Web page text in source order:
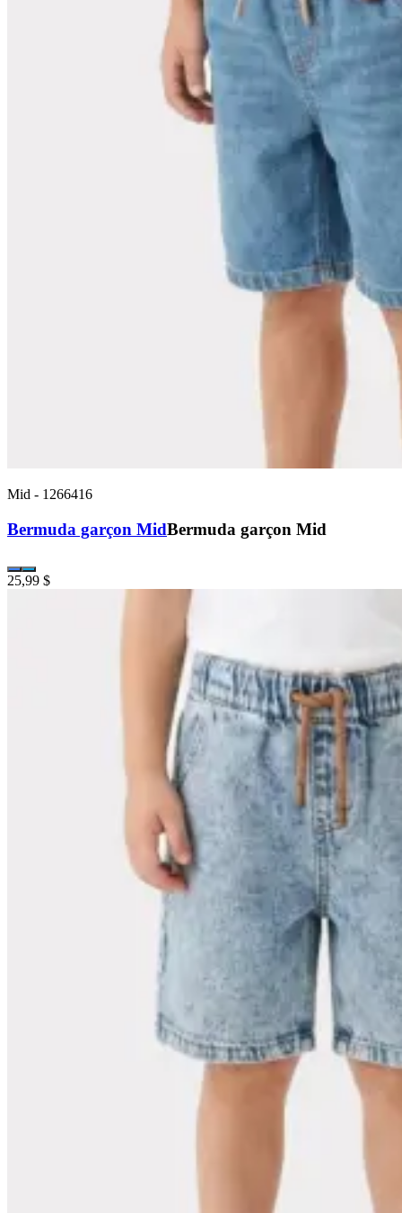
Mid - 1266416
Bermuda garçon MidBermuda garçon Mid
25,99 $